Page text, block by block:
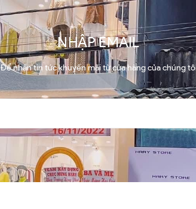
NHẬP EMAIL
Để nhận tin tức khuyến mãi từ cửa hàng của chúng